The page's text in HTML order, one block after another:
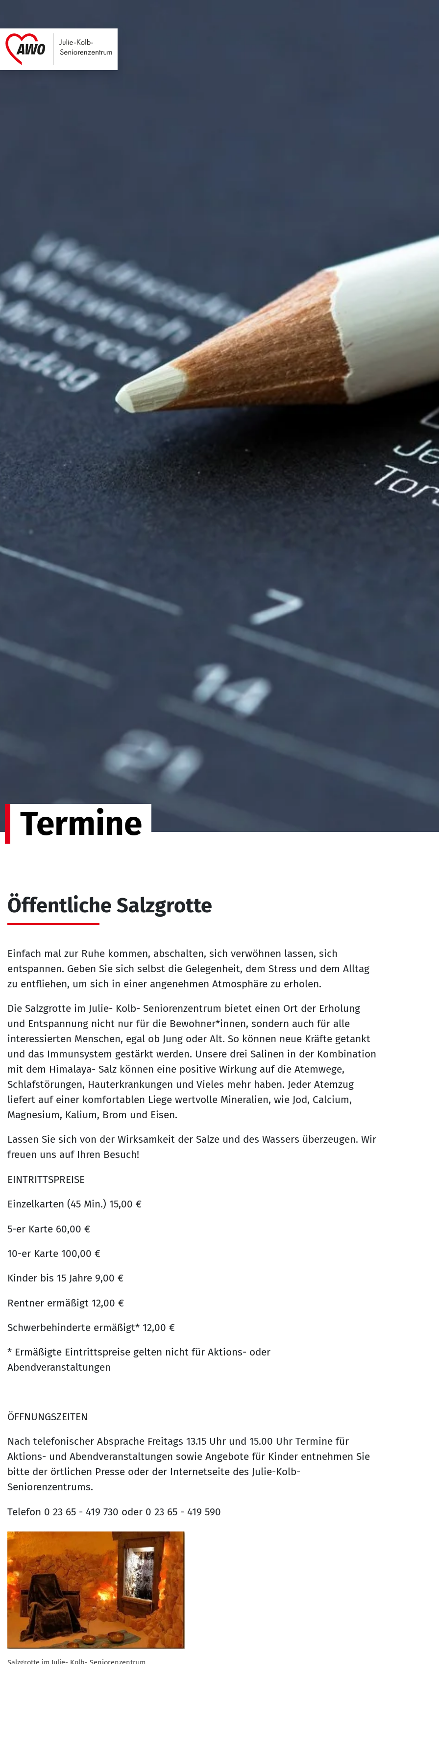
Termine
Öffentliche Salzgrotte
Einfach mal zur Ruhe kommen, abschalten, sich verwöhnen lassen, sich
entspannen. Geben Sie sich selbst die Gelegenheit, dem Stress und dem Alltag
zu entfliehen, um sich in einer angenehmen Atmosphäre zu erholen.
Die Salzgrotte im Julie- Kolb- Seniorenzentrum bietet einen Ort der Erholung
und Entspannung nicht nur für die Bewohner*innen, sondern auch für alle
interessierten Menschen, egal ob Jung oder Alt. So können neue Kräfte getankt
und das Immunsystem gestärkt werden. Unsere drei Salinen in der Kombination
mit dem Himalaya- Salz können eine positive Wirkung auf die Atemwege,
Schlafstörungen, Hauterkrankungen und Vieles mehr haben. Jeder Atemzug
liefert auf einer komfortablen Liege wertvolle Mineralien, wie Jod, Calcium,
Magnesium, Kalium, Brom und Eisen.
Lassen Sie sich von der Wirksamkeit der Salze und des Wassers überzeugen. Wir
freuen uns auf Ihren Besuch!
EINTRITTSPREISE
Einzelkarten (45 Min.) 15,00 €
5-er Karte 60,00 €
10-er Karte 100,00 €
Kinder bis 15 Jahre 9,00 €
Rentner ermäßigt 12,00 €
Schwerbehinderte ermäßigt* 12,00 €
* Ermäßigte Eintrittspreise gelten nicht für Aktions- oder
Abendveranstaltungen
ÖFFNUNGSZEITEN
Nach telefonischer Absprache Freitags 13.15 Uhr und 15.00 Uhr Termine für
Aktions- und Abendveranstaltungen sowie Angebote für Kinder entnehmen Sie
bitte der örtlichen Presse oder der Internetseite des Julie-Kolb-
Seniorenzentrums.
Telefon 0 23 65 - 419 730 oder 0 23 65 - 419 590
Salzgrotte im Julie- Kolb- Seniorenzentrum